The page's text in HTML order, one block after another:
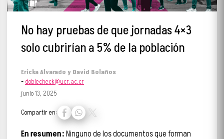
No hay pruebas de que jornadas 4×3
solo cubrirían a 5% de la población
Ericka Alvarado y David Bolaños
- doblecheck@ucr.ac.cr
junio 13, 2025
Compartir en:
En resumen:Ninguno de los documentos que forman